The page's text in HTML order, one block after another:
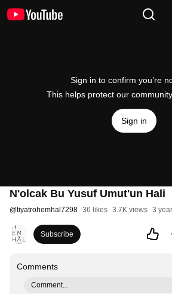
Sign in to confirm you’re
This helps protect our community.
Sign in
N'olcak Bu Yusuf Umut'un Hali
@tiyatrohemhal7298 36 likes 3.7K views 3
Subscribe
Comments
Comment...